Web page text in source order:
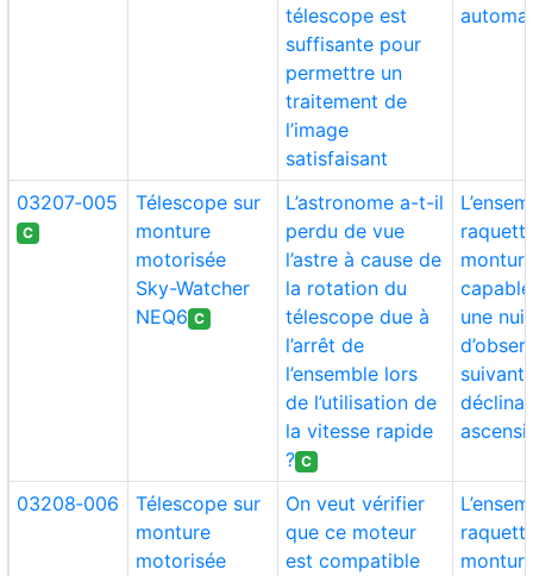
télescope est
suffisante pour
permettre un
traitement de
l’image
satisfaisant
03207‑005
C
Télescope sur
monture
motorisée
Sky-Watcher
NEQ6 C
L’astronome a-t-il
perdu de vue
l’astre à cause de
la rotation du
télescope due à
l’arrêt de
l’ensemble lors
de l’utilisation de
la vitesse rapide
? C
une nuit
suivant
03208‑006
Télescope sur
monture
motorisée
On veut vérifier
que ce moteur
est compatible